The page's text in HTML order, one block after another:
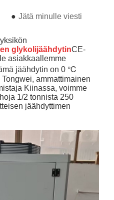
● Jätä minulle viesti
glykolijäähdytinCE-
asiakkaallemme
jäähdytin on 0 ℃
ammattimainen
Kiinassa, voimme
1/2 tonnista 250
jäähdyttimen